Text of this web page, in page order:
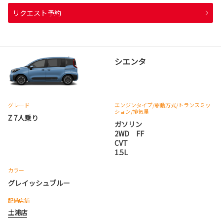
リクエスト予約
シエンタ
グレード
Z 7人乗り
エンジンタイプ/駆動方式/トランスミッ
ション/排気量
ガソリン
2WD FF
CVT
1.5L
カラー
グレイッシュブルー
配備店舗
土浦店